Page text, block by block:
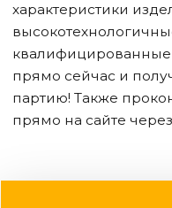
характеристики
квалифицированные
прямо сейчас и
партию! Также
прямо на сайте